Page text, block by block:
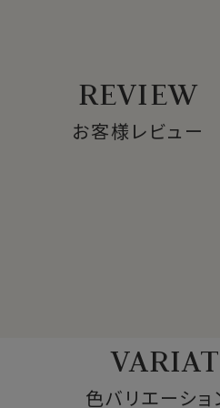
REVIEW
お客様レビュー
色バリエーショ